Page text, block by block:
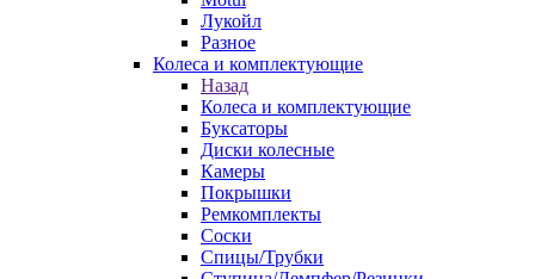
Лукойл
Разное
Колеса и комплектующие
Назад
Колеса и комплектующие
Буксаторы
Диски колесные
Камеры
Покрышки
Ремкомплекты
Соски
Спицы/Трубки